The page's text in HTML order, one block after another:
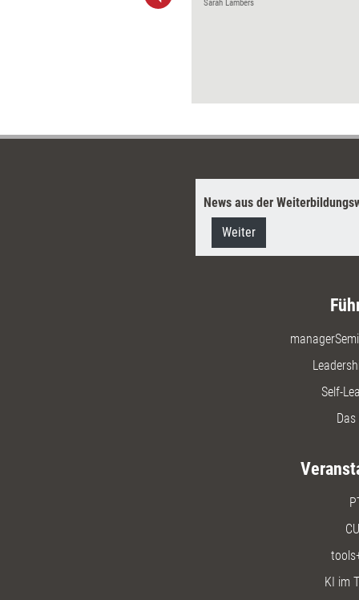
Sarah Lambers
News aus der
Weiter
Self-
KI im